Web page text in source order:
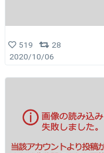
519
28
2020/10/06